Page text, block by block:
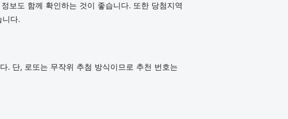
보도 함께 확인하는 것이 좋습니다. 또한 당첨지역
다.
. 단, 로또는 무작위 추첨 방식이므로 추천 번호는